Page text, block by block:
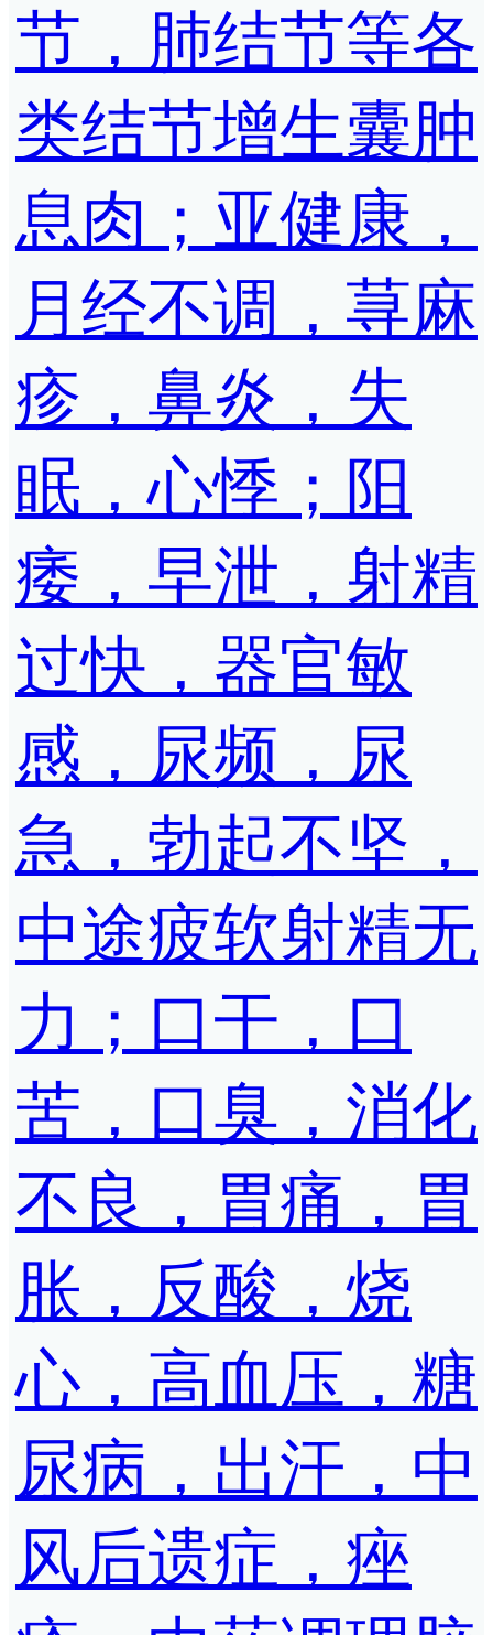
节，肺结节等各
类结节增生囊肿
息肉；亚健康，
月经不调，荨麻
疹，鼻炎，失
眠，心悸；阳
痿，早泄，射精
过快，器官敏
感，尿频，尿
急，勃起不坚，
中途疲软射精无
力；口干，口
苦，口臭，消化
不良，胃痛，胃
胀，反酸，烧
心，高血压，糖
尿病，出汗，中
风后遗症，痤